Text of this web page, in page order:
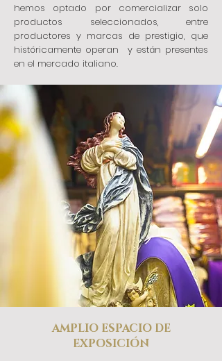
hemos optado por comercializar solo
productos seleccionados, entre
productores y marcas de prestigio, que
históricamente operan y están presentes
en el mercado italiano.
AMPLIO ESPACIO DE
EXPOSICIÓN